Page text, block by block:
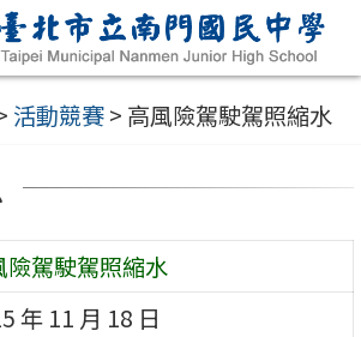
活動競賽> 高風險駕駛駕照縮水
險駕駛駕照縮水
年 11 月 18 日